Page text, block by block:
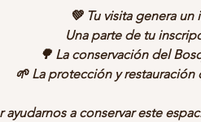
💚 Tu visita genera
Una parte de tu
🌳 La conservación del
🌱 La protección y
ayudarnos a conservar este